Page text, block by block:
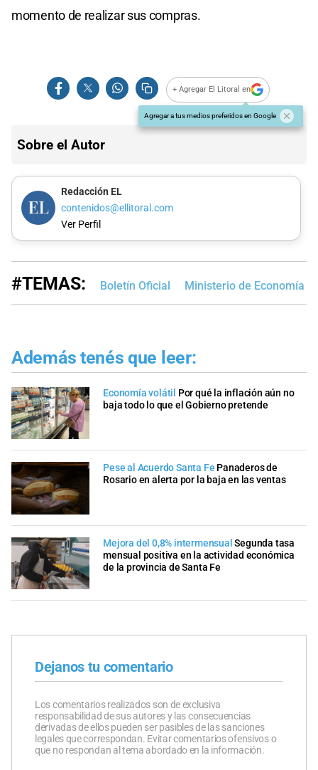
momento de realizar sus compras.
+ Agregar El Litoral en
Agregar a tus medios preferidos en Google
Sobre el Autor
Redacción EL
contenidos@ellitoral.com
Ver Perfil
#TEMAS: Boletín Oficial Ministerio de Economía
Además tenés que leer:
Economía volátil Por qué la inflación aún no
baja todo lo que el Gobierno pretende
Pese al Acuerdo Santa Fe Panaderos de
Rosario en alerta por la baja en las ventas
Mejora del 0,8% intermensual Segunda tasa
mensual positiva en la actividad económica
de la provincia de Santa Fe
Dejanos tu comentario
Los comentarios realizados son de exclusiva
responsabilidad de sus autores y las consecuencias
derivadas de ellos pueden ser pasibles de las sanciones
legales que correspondan. Evitar comentarios ofensivos o
que no respondan al tema abordado en la información.